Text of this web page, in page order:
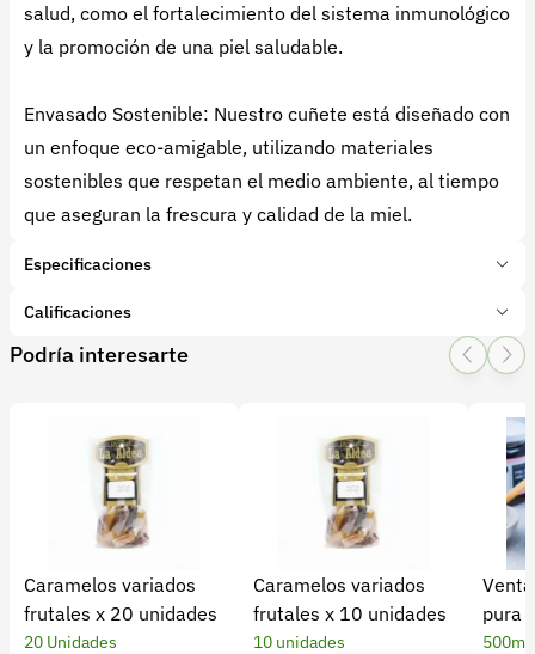
salud, como el fortalecimiento del sistema inmunológico
y la promoción de una piel saludable.
Envasado Sostenible: Nuestro cuñete está diseñado con
un enfoque eco-amigable, utilizando materiales
sostenibles que respetan el medio ambiente, al tiempo
que aseguran la frescura y calidad de la miel.
Especificaciones
Marca:
CARBEBIAS
Tipo de producto:Producto final
Calificaciones
1 Star
2 Star
3 Star4 Star
5 Estrellas
4 Estrellas
3 Estrellas
0 %
2 Estrellas
Podría interesarte
Caramelos variados
frutales x 20 unidades
20 Unidades
Caramelos variados
frutales x 10 unidades
10 unidades
pura
500ml